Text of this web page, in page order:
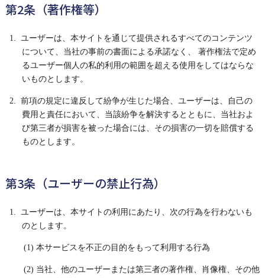
第2条（著作権等）
1. ユーザーは、本サイトを通じて提供されるすべてのコンテンツ
について、当社の事前の書面による承諾なく、 著作権法で定め
るユーザー個人の私的利用の範囲を超える使用をしてはならな
いものとします。
2. 前項の規定に違反して紛争が生じた場合、ユーザーは、自己の
費用と責任において、当該紛争を解決するとともに、当社およ
び第三者が損害を被った場合には、その損害の一切を賠償する
ものとします。
第3条（ユーザーの禁止行為）
1. ユーザーは、本サイトの利用にあたり、次の行為を行わないも
のとします。
(1) 本サービスを不正の目的をもって利用する行為
(2) 当社、他のユーザーまたは第三者の著作権、肖像権、その他